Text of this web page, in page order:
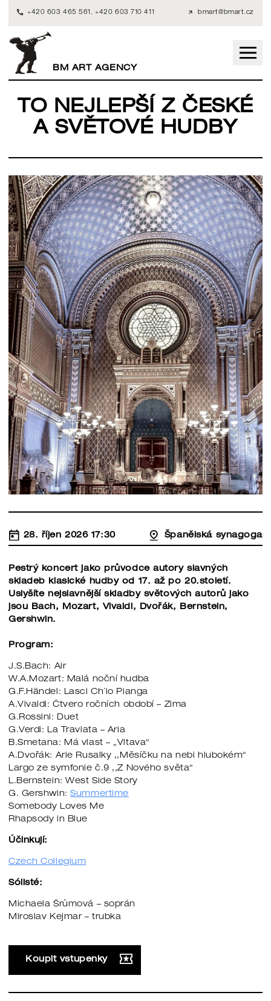
+420 603 465 561 , +420 603 710 411 bmart@bmart.cz
BM ART AGENCY
TO NEJLEPŠÍ Z ČESKÉ
A SVĚTOVÉ HUDBY
28. říjen 2026 17:30 Španělská synagoga
Pestrý koncert jako průvodce autory slavných
skladeb klasické hudby od 17. až po 20.století.
Uslyšíte nejslavnější skladby světových autorů jako
jsou Bach, Mozart, Vivaldi, Dvořák, Bernstein,
Gershwin.
Program:
J.S.Bach: Air
W.A.Mozart: Malá noční hudba
G.F.Händel: Lasci Ch´io Pianga
A.Vivaldi: Čtvero ročních období – Zima
G.Rossini: Duet
G.Verdi: La Traviata – Aria
B.Smetana: Má vlast – „Vltava“
A.Dvořák: Arie Rusalky ,,Měsíčku na nebi hlubokém“
Largo ze symfonie č.9 ,,Z Nového světa“
L.Bernstein: West Side Story
G. Gershwin:Summertime
Somebody Loves Me
Rhapsody in Blue
Účinkují:
Czech Collegium
Sólisté:
Michaela Šrůmová – soprán
Miroslav Kejmar – trubka
Koupit vstupenky